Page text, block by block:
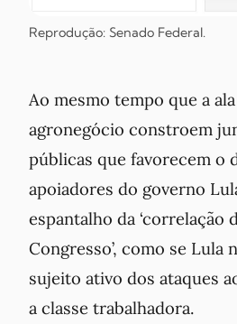
Reprodução: Senado Federal.
Ao mesmo tempo que a
agronegócio constroem
públicas que favorecem o
apoiadores do governo
espantalho da ‘correlação
Congresso’, como se Lula
sujeito ativo dos ataques
a classe trabalhadora.